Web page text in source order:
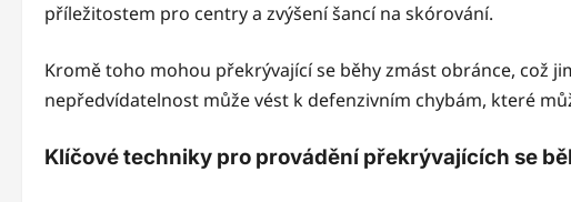
příležitostem pro centry a zvýšení šancí na skórování.
Kromě toho mohou překrývající se běhy zmást obránce, což
nepředvídatelnost může vést k defenzivním chybám, které
Klíčové techniky pro provádění překrývajících se